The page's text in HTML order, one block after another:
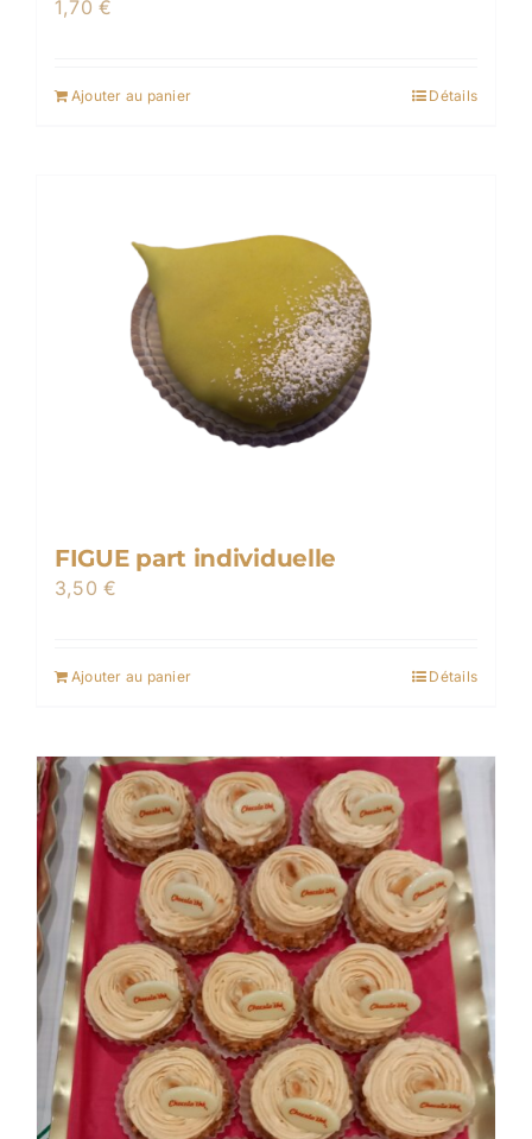
1,70€
Ajouter au panier Détails
FIGUE part individuelle
3,50€
Ajouter au panier Détails